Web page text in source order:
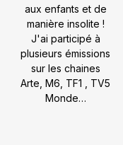
aux enfants et de
manière insolite !
J'ai participé à
plusieurs émissions
sur les chaines
Arte, M6, TF1 , TV5
Monde…